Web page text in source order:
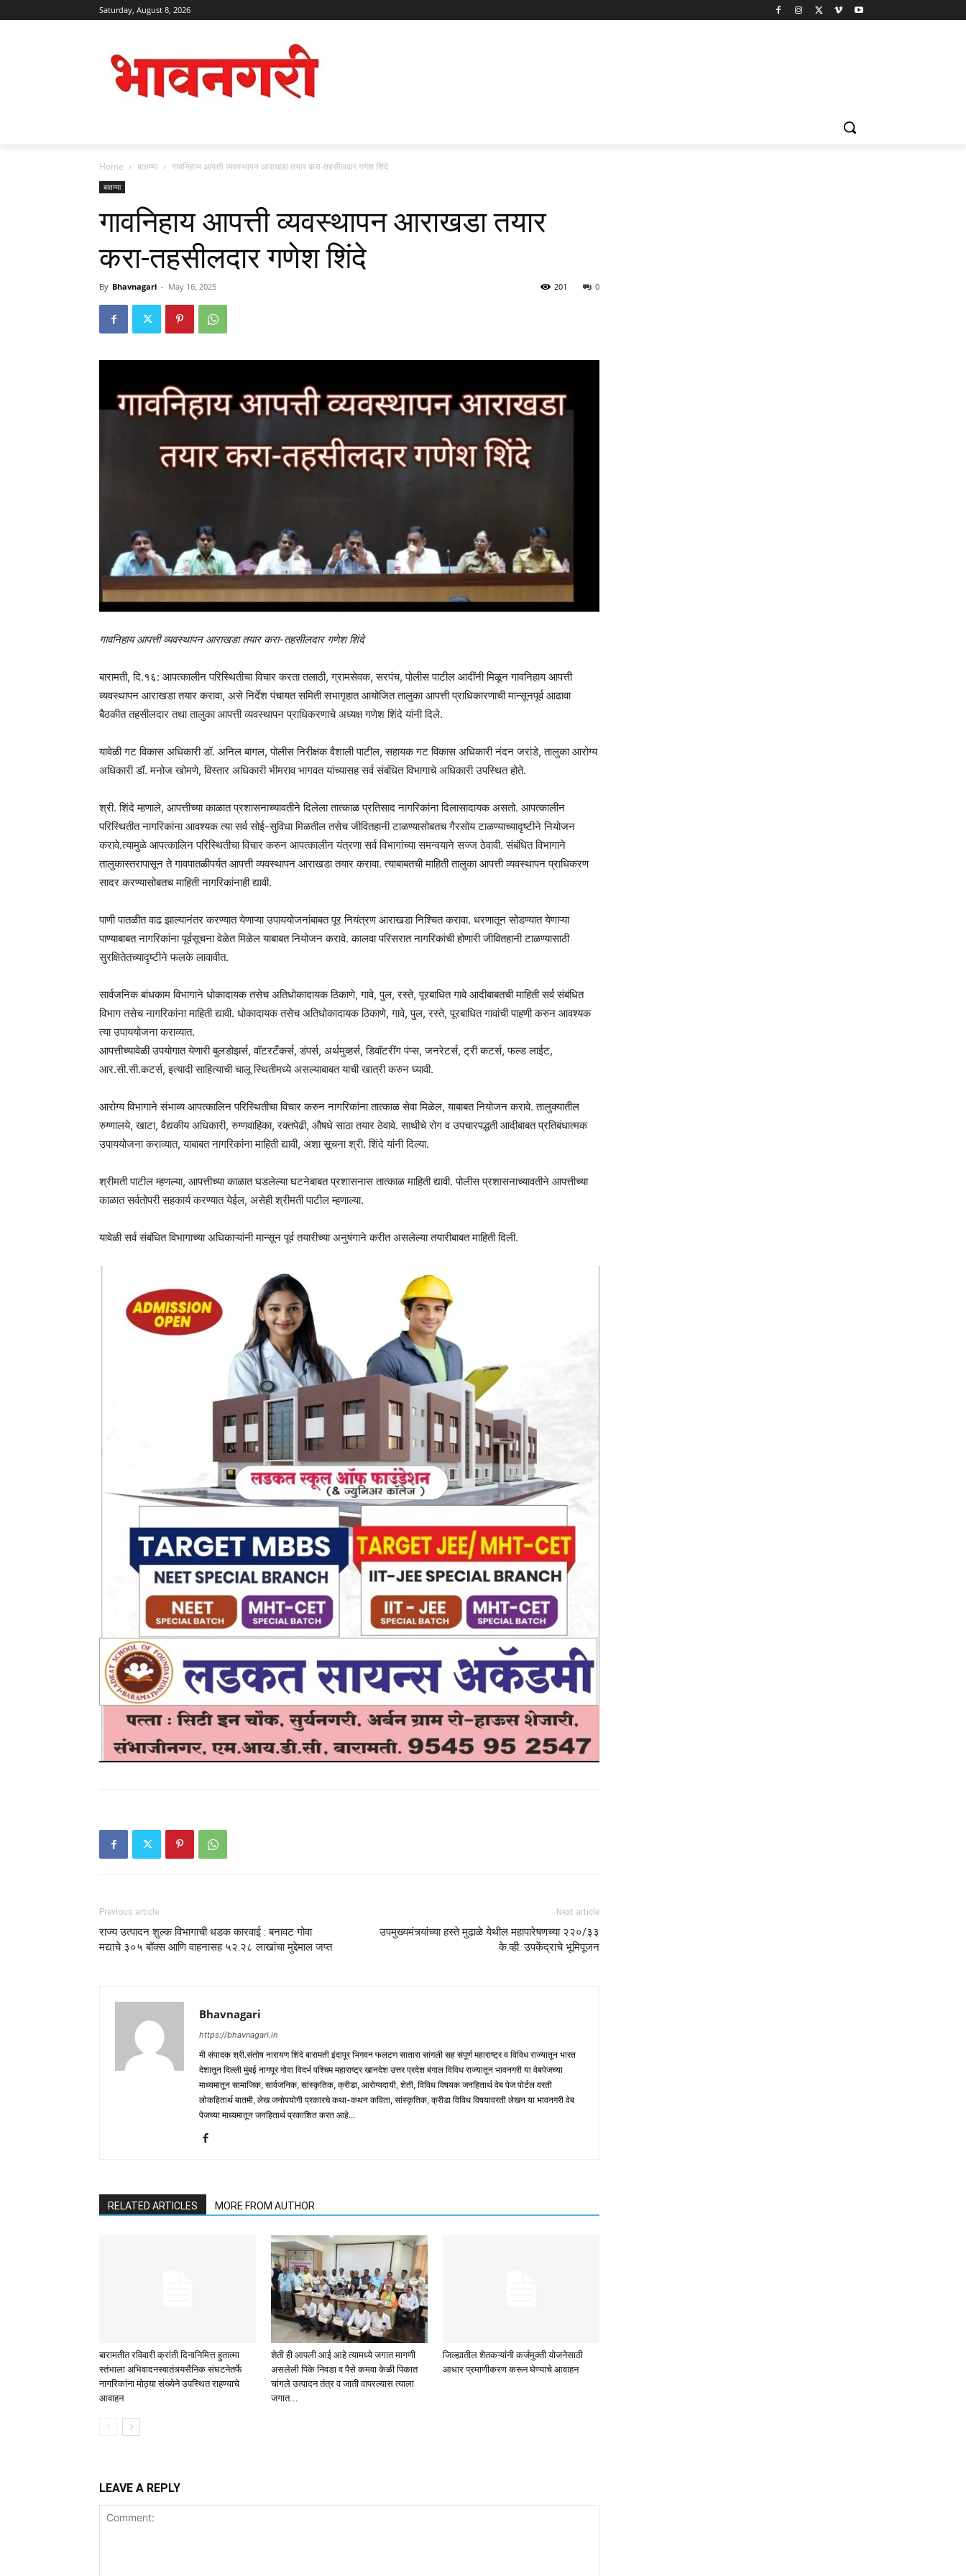
Saturday, August 8, 2026
Home बातम्या गावनिहाय आपत्ती व्यवस्थापन आराखडा तयार करा-तहसीलदार गणेश शिंदे
बातम्या
गावनिहाय आपत्ती व्यवस्थापन आराखडा तयार
करा-तहसीलदार गणेश शिंदे
By Bhavnagari - May 16, 2025 0
201
गावनिहाय आपत्ती व्यवस्थापन आराखडा तयार करा-तहसीलदार गणेश शिंदे
बारामती, दि.१६: आपत्कालीन परिस्थितीचा विचार करता तलाठी, ग्रामसेवक, सरपंच, पोलीस पाटील आदींनी मिळून गावनिहाय आपत्ती
व्यवस्थापन आराखडा तयार करावा, असे निर्देश पंचायत समिती सभागृहात आयोजित तालुका आपत्ती प्राधिकारणाची मान्सूनपूर्व आढावा
बैठकीत तहसीलदार तथा तालुका आपत्ती व्यवस्थापन प्राधिकरणाचे अध्यक्ष गणेश शिंदे यांनी दिले.
यावेळी गट विकास अधिकारी डॉ. अनिल बागल, पोलीस निरीक्षक वैशाली पाटील, सहायक गट विकास अधिकारी नंदन जरांडे, तालुका आरोग्य
अधिकारी डॉ. मनोज खोमणे, विस्तार अधिकारी भीमराव भागवत यांच्यासह सर्व संबंधित विभागाचे अधिकारी उपस्थित होते.
श्री. शिंदे म्हणाले, आपत्तीच्या काळात प्रशासनाच्यावतीने दिलेला तात्काळ प्रतिसाद नागरिकांना दिलासादायक असतो. आपत्कालीन
परिस्थितीत नागरिकांना आवश्यक त्या सर्व सोई-सुविधा मिळतील तसेच जीवितहानी टाळण्यासोबतच गैरसोय टाळण्याच्यादृष्टीने नियोजन
करावे.त्यामुळे आपत्कालिन परिस्थितीचा विचार करुन आपत्कालीन यंत्रणा सर्व विभागांच्या समन्वयाने सज्ज ठेवावी. संबंधित विभागाने
तालुकास्तरापासून ते गावपातळीपर्यत आपत्ती व्यवस्थापन आराखडा तयार करावा. त्याबाबतची माहिती तालुका आपत्ती व्यवस्थापन प्राधिकरण
सादर करण्यासोबतच माहिती नागरिकांनाही द्यावी.
पाणी पातळीत वाढ झाल्यानंतर करण्यात येणाऱ्या उपाययोजनांबाबत पूर नियंत्रण आराखडा निश्चित करावा. धरणातून सोडण्यात येणाऱ्या
पाण्याबाबत नागरिकांना पूर्वसूचना वेळेत मिळेल याबाबत नियोजन करावे. कालवा परिसरात नागरिकांची होणारी जीवितहानी टाळण्यासाठी
सुरक्षितेतच्यादृष्टीने फलके लावावीत.
सार्वजनिक बांधकाम विभागाने धोकादायक तसेच अतिधोकादायक ठिकाणे, गावे, पुल, रस्ते, पूरबाधित गावे आदीबाबतची माहिती सर्व संबंधित
विभाग तसेच नागरिकांना माहिती द्यावी. धोकादायक तसेच अतिधोकादायक ठिकाणे, गावे, पुल, रस्ते, पूरबाधित गावांची पाहणी करुन आवश्यक
त्या उपाययोजना कराव्यात.
आपत्तीच्यावेळी उपयोगात येणारी बुलडोझर्स, वॉटरटँकर्स, डंपर्स, अर्थमुव्हर्स, डिवॉटरींग पंप्स, जनरेटर्स, ट्री कटर्स, फल्ड लाईट,
आर.सी.सी.कटर्स, इत्यादी साहित्याची चालू स्थितीमध्ये असल्याबाबत याची खात्री करुन घ्यावी.
आरोग्य विभागाने संभाव्य आपत्कालिन परिस्थितीचा विचार करुन नागरिकांना तात्काळ सेवा मिळेल, याबाबत नियोजन करावे. तालुक्यातील
रुग्णालये, खाटा, वैद्यकीय अधिकारी, रुग्णवाहिका, रक्तपेढी, औषधे साठा तयार ठेवावे. साथीचे रोग व उपचारपद्धती आदीबाबत प्रतिबंधात्मक
उपाययोजना कराव्यात, याबाबत नागरिकांना माहिती द्यावी, अशा सूचना श्री. शिंदे यांनी दिल्या.
श्रीमती पाटील म्हणल्या, आपत्तीच्या काळात घडलेल्या घटनेबाबत प्रशासनास तात्काळ माहिती द्यावी. पोलीस प्रशासनाच्यावतीने आपत्तीच्या
काळात सर्वतोपरी सहकार्य करण्यात येईल, असेही श्रीमती पाटील म्हणाल्या.
यावेळी सर्व संबंधित विभागाच्या अधिकाऱ्यांनी मान्सून पूर्व तयारीच्या अनुषंगाने करीत असलेल्या तयारीबाबत माहिती दिली.
Previous article
राज्य उत्पादन शुल्क विभागाची धडक कारवाई : बनावट गोवा
मद्याचे ३०५ बॉक्स आणि वाहनासह ५२.२८ लाखांचा मुद्देमाल जप्त
Next article
उपमुख्यमंत्र्यांच्या हस्ते मुढाळे येथील महापारेषणच्या २२०/३३
के.व्ही. उपकेंद्राचे भूमिपूजन
Bhavnagari
https://bhavnagari.in
मी संपादक श्री.संतोष नारायण शिंदे बारामती इंदापूर भिगवन फलटण सातारा सांगली सह संपूर्ण महाराष्ट्र व विविध राज्यातून भारत
देशातून दिल्ली मुंबई नागपूर गोवा विदर्भ पश्चिम महाराष्ट्र खानदेश उत्तर प्रदेश बंगाल विविध राज्यातून भावनगरी या वेबपेजच्या
माध्यमातून सामाजिक, सार्वजनिक, सांस्कृतिक, क्रीडा, आरोग्यदायी, शेती, विविध विषयक जनहितार्थ वेब पेज पोर्टल वरती
लोकहितार्थ बातमी, लेख जनोपयोगी प्रकारचे कथा-कथन कविता, सांस्कृतिक, क्रीडा विविध विषयावरती लेखन या भावनगरी वेब
पेजच्या माध्यमातून जनहितार्थ प्रकाशित करत आहे...
RELATED ARTICLES MORE FROM AUTHOR
बारामतीत रविवारी क्रांती दिनानिमित्त हुतात्मा
स्तंभाला अभिवादनस्वातंत्र्यसैनिक संघटनेतर्फे
नागरिकांना मोठ्या संख्येने उपस्थित राहण्याचे
आवाहन
शेती ही आपली आई आहे त्यामध्ये जगात मागणी
असलेली पिके निवडा व पैसे कमवा केळी पिकात
चांगले उत्पादन तंत्र व जाती वापरल्यास त्याला
जगात...
जिल्ह्यातील शेतकऱ्यांनी कर्जमुक्ती योजनेसाठी
आधार प्रमाणीकरण करून घेण्याचे आवाहन
LEAVE A REPLY